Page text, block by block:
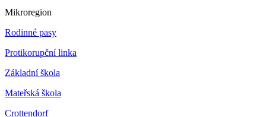
Mikroregion
Rodinné pasy
Protikorupční linka
Základní škola
Mateřská škola
Crottendorf